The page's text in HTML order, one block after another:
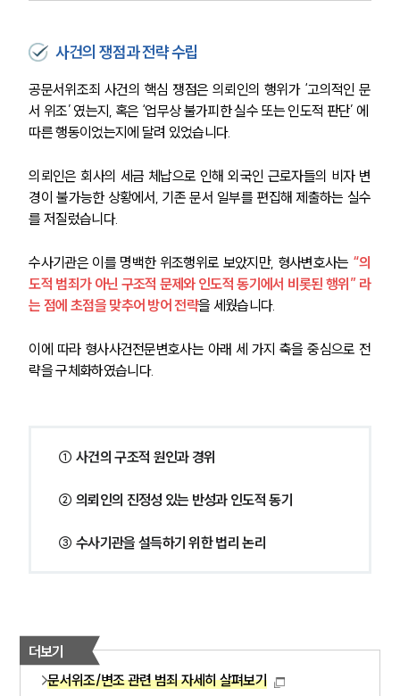
사건의 쟁점과 전략 수립
공문서위조죄 사건의 핵심 쟁점은 의뢰인의 행위가 ‘고의적인 문
서 위조’ 였는지, 혹은 ‘업무상 불가피한 실수 또는 인도적 판단’ 에
따른 행동이었는지에 달려 있었습니다.
의뢰인은 회사의 세금 체납으로 인해 외국인 근로자들의 비자 변
경이 불가능한 상황에서, 기존 문서 일부를 편집해 제출하는 실수
를 저질렀습니다.
수사기관은 이를 명백한 위조행위로 보았지만, 형사변호사는 “의
도적 범죄가 아닌 구조적 문제와 인도적 동기에서 비롯된 행위” 라
는 점에 초점을 맞추어 방어 전략을 세웠습니다.
이에 따라 형사사건전문변호사는 아래 세 가지 축을 중심으로 전
략을 구체화하였습니다.
① 사건의 구조적 원인과 경위
② 의뢰인의 진정성 있는 반성과 인도적 동기
③ 수사기관을 설득하기 위한 법리 논리
더보기
문서위조/변조 관련 범죄 자세히 살펴보기